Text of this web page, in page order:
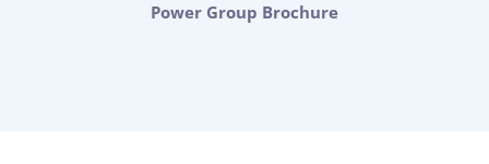
Power Group Brochure